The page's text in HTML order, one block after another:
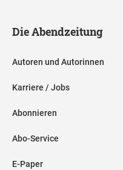
Die Abendzeitung
Autoren und Autorinnen
Karriere / Jobs
Abonnieren
Abo-Service
E-Paper